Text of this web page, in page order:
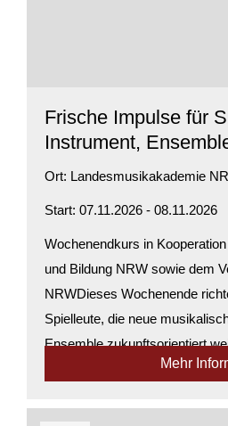
Frische Impulse für
Instrument,
Ort: Landesmusikakademie
Start: 07.11.2026 - 08.11.2026
Wochenendkurs in
und Bildung NRW sowie dem
NRWDieses Wochenende
Spielleute, die neue
Ensemble zukunftsorientiert
Mehr